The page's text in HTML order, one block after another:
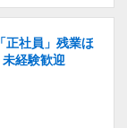
正社員」残業ほ
経験歓迎